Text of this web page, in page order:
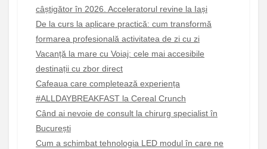
câștigător în 2026. Acceleratorul revine la Iași
De la curs la aplicare practică: cum transformă
formarea profesională activitatea de zi cu zi
Vacanță la mare cu Voiaj: cele mai accesibile
destinații cu zbor direct
Cafeaua care completează experiența
#ALLDAYBREAKFAST la Cereal Crunch
Când ai nevoie de consult la chirurg specialist în
București
Cum a schimbat tehnologia LED modul în care ne